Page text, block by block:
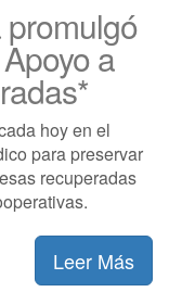
a
hoy en el
para preservar
recuperadas
Leer Más